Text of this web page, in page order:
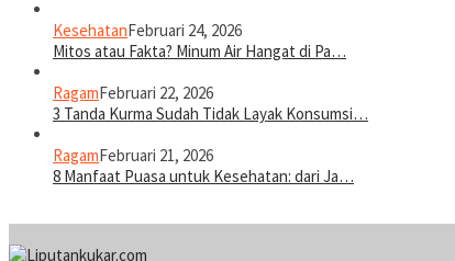
KesehatanFebruari 24, 2026
Mitos atau Fakta? Minum Air Hangat di Pa…
RagamFebruari 22, 2026
3 Tanda Kurma Sudah Tidak Layak Konsumsi…
RagamFebruari 21, 2026
8 Manfaat Puasa untuk Kesehatan: dari Ja…